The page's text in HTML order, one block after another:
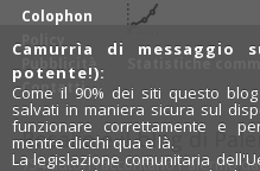
Colophon
Policy
Pubblicità
Contatti
Statistiche
Rosalio è il blog di
754 autoriraccontano Palermo
Camurrìa di messaggio
potente!):
Come il 90% dei siti questo
salvati in maniera sicura sul
funzionare correttamente e
mentre clicchi qua e là.
La legislazione comunitaria